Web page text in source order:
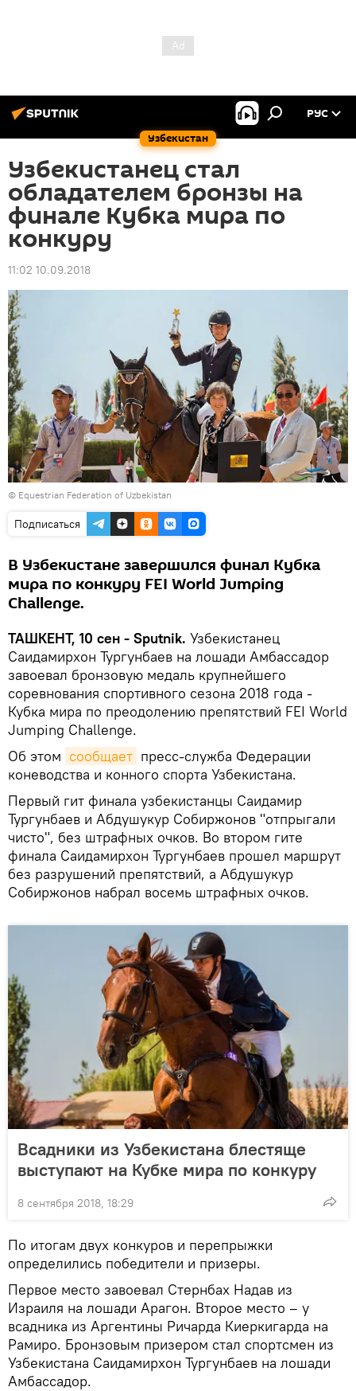
Узбекистан
РУС
Узбекистанец стал
обладателем бронзы на
финале Кубка мира по
конкуру
11:02 10.09.2018
© Equestrian Federation of Uzbekistan
Подписаться
В Узбекистане завершился финал Кубка
мира по конкуру FEI World Jumping
Challenge.
ТАШКЕНТ, 10 сен - Sputnik. Узбекистанец
Саидамирхон Тургунбаев на лошади Амбассадор
завоевал бронзовую медаль крупнейшего
соревнования спортивного сезона 2018 года -
Кубка мира по преодолению препятствий FEI World
Jumping Challenge.
Об этом сообщает пресс-служба Федерации
коневодства и конного спорта Узбекистана.
Первый гит финала узбекистанцы Саидамир
Тургунбаев и Абдушукур Собиржонов "отпрыгали
чисто", без штрафных очков. Во втором гите
финала Саидамирхон Тургунбаев прошел маршрут
без разрушений препятствий, а Абдушукур
Собиржонов набрал восемь штрафных очков.
Всадники из Узбекистана блестяще
выступают на Кубке мира по конкуру
8 сентября 2018, 18:29
По итогам двух конкуров и перепрыжки
определились победители и призеры.
Первое место завоевал Стернбах Надав из
Израиля на лошади Арагон. Второе место – у
всадника из Аргентины Ричарда Киеркигарда на
Рамиро. Бронзовым призером стал спортсмен из
Узбекистана Саидамирхон Тургунбаев на лошади
Амбассадор.